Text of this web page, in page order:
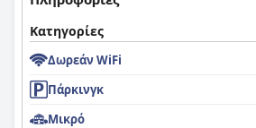
Κατηγορίες
Δωρεάν WiFi
Πάρκινγκ
Μικρό